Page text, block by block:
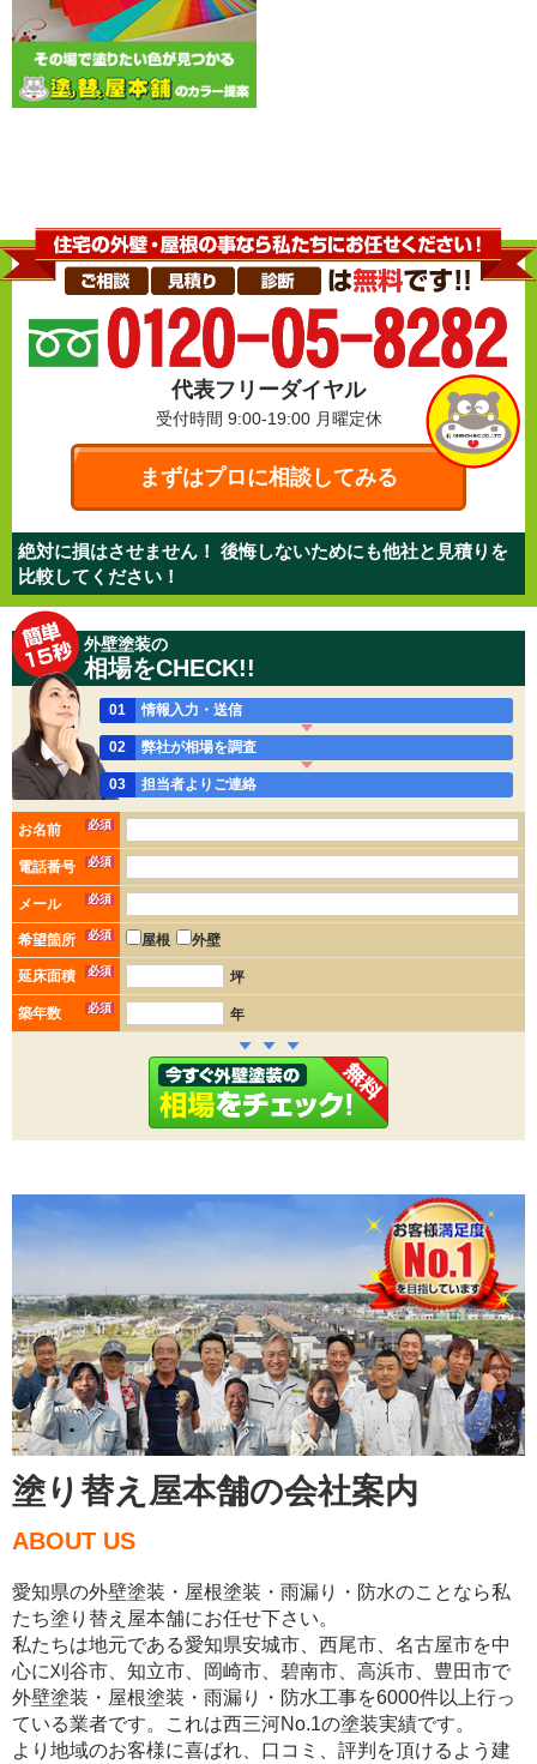
代表フリーダイヤル
受付時間 9:00-19:00 月曜定休
まずはプロに相談してみる
絶対に損はさせません！ 後悔しないためにも他社と見積りを
比較してください！
外壁塗装の
相場をCHECK!!
01 情報入力・送信
02 弊社が相場を調査
03 担当者よりご連絡
お名前 必須
電話番号 必須
メール 必須
希望箇所 必須 屋根 外壁
延床面積 必須 坪
築年数 必須 年
塗り替え屋本舗の会社案内
ABOUT US
愛知県の外壁塗装・屋根塗装・雨漏り・防水のことなら私
たち塗り替え屋本舗にお任せ下さい。
私たちは地元である愛知県安城市、西尾市、名古屋市を中
心に刈谷市、知立市、岡崎市、碧南市、高浜市、豊田市で
外壁塗装・屋根塗装・雨漏り・防水工事を6000件以上行っ
ている業者です。これは西三河No.1の塗装実績です。
より地域のお客様に喜ばれ、口コミ、評判を頂けるよう建